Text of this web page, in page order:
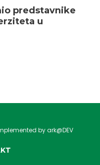
predstavnike
u
by ark@DEV